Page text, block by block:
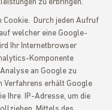
zu erbringen.
Cookie. Durch jeden Aufruf
welcher eine Google-
Ihr Internetbrowser
Komponente
an Google zu
Verfahrens erhält Google
Ihre IP-Adresse, um die